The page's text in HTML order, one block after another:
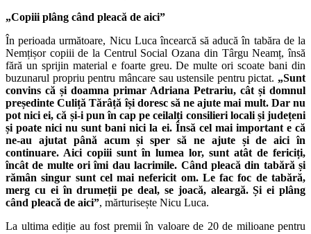
„Copiii plâng când pleacă de aici”
În perioada următoare, Nicu Luca încearcă să aducă în tabăra de la
Nemțișor copiii de la Centrul Social Ozana din Târgu Neamț, însă
fără un sprijin material e foarte greu. De multe ori scoate bani din
buzunarul propriu pentru mâncare sau ustensile pentru pictat. „Sunt
convins că și doamna primar Adriana Petrariu, cât și domnul
președinte Culiță Tărâță își doresc să ne ajute mai mult. Dar nu
pot nici ei, că și-i pun în cap pe ceilalți consilieri locali și județeni
și poate nici nu sunt bani nici la ei. Însă cel mai important e că
ne-au ajutat până acum și sper să ne ajute și de aici în
continuare. Aici copiii sunt în lumea lor, sunt atât de fericiți,
încât de multe ori îmi dau lacrimile. Când pleacă din tabără și
rămân singur sunt cel mai nefericit om. Le fac foc de tabără,
merg cu ei în drumeții pe deal, se joacă, aleargă. Și ei plâng
când pleacă de aici”, mărturisește Nicu Luca.
La ultima ediție au fost premii în valoare de 20 de milioane pentru